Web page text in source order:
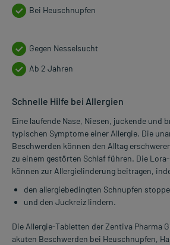
Bei Heuschnupfen
Gegen Nesselsucht
Ab 2 Jahren
Schnelle Hilfe bei Allergien
Eine laufende Nase, Niesen, juckende und
typischen Symptome einer Allergie. Die
Beschwerden können den Alltag
zu einem gestörten Schlaf führen. Die
können zur Allergielinderung beitragen,
den allergiebedingten Schnupfen
und den Juckreiz lindern.
Die Allergie-Tabletten der Zentiva Pharma
akuten Beschwerden bei Heuschnupfen,